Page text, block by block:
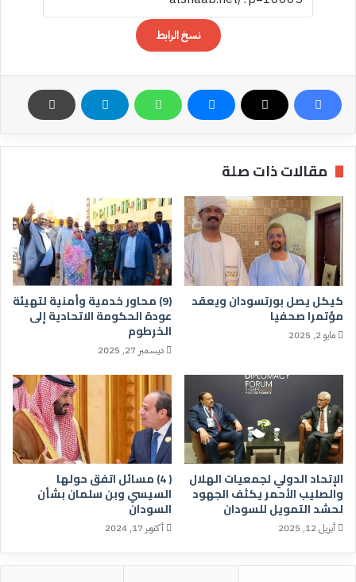
نسخ الرابط
مقالات ذات صلة
كيكل يصل بورتسودان ويعقد
مؤتمرا صحفيا
مايو 2, 2025
(9) محاور خدمية وأمنية لتهيئة
عودة الحكومة الاتحادية إلى
الخرطوم
ديسمبر 27, 2025
الإتحاد الدولي لجمعيات الهلال
والصليب الأحمر يكثف الجهود
لحشد التمويل للسودان
أبريل 12, 2025
( 4) مسائل اتفق حولها
السيسي وبن سلمان بشأن
السودان
أكتوبر 17, 2024